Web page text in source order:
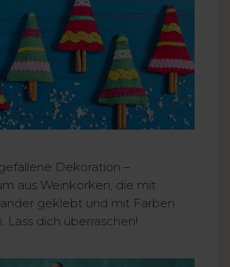
Dekoration –
aus Weinkorken, die mit
geklebt und mit Farben
Lass dich überraschen!